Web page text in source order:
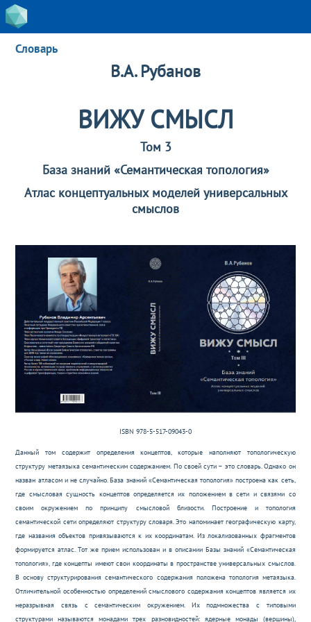
Словарь
В.А. Рубанов
ВИЖУ СМЫСЛ
Том 3
База знаний «Семантическая топология»
Атлас концептуальных моделей универсальных
смыслов
ISBN 978-5-517-09043-0
Данный том содержит определения концептов, которые наполняют топологическую
структуру метаязыка семантическим содержанием. По своей сути – это словарь. Однако он
назван атласом и не случайно. База знаний «Семантическая топология» построена как сеть,
где смысловая сущность концептов определяется их положением в сети и связями со
своим окружением по принципу смысловой близости. Построение и топология
семантической сети определяют структуру словаря. Это напоминает географическую карту,
где названия объектов привязываются к их координатам. Из локализованных фрагментов
формируется атлас. Тот же прием использован и в описании Базы знаний «Семантическая
топология», где концепты имеют свои координаты в пространстве универсальных смыслов.
В основу структурирования семантического содержания положена топология метаязыка.
Отличительной особенностью определений смыслового содержания концептов является их
неразрывная связь с семантическим окружением. Их подмножества с типовыми
структурами называются монадами трех разновидностей: ядерные монады (вершины),